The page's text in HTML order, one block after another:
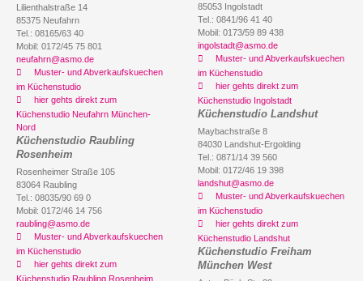
Lilienthalstraße 14
85375 Neufahrn
Tel.: 08165/63 40
Mobil: 0172/45 75 801
neufahrn@asmo.de
Muster- und Abverkaufskuechen
im Küchenstudio
hier gehts direkt zum
Küchenstudio Neufahrn München-
Nord
Küchenstudio Raubling
Rosenheim
Rosenheimer Straße 105
83064 Raubling
Tel.: 08035/90 69 0
Mobil: 0172/46 14 756
raubling@asmo.de
Muster- und Abverkaufskuechen
im Küchenstudio
hier gehts direkt zum
Küchenstudio Raubling Rosenheim
85053 Ingolstadt
Tel.: 0841/96 41 40
Mobil: 0173/59 89 438
ingolstadt@asmo.de
Muster- und Abverkaufskuechen
im Küchenstudio
hier gehts direkt zum
Küchenstudio Ingolstadt
Küchenstudio Landshut
Maybachstraße 8
84030 Landshut-Ergolding
Tel.: 0871/14 39 560
Mobil: 0172/46 19 398
landshut@asmo.de
Muster- und Abverkaufskuechen
im Küchenstudio
hier gehts direkt zum
Küchenstudio Landshut
Küchenstudio Freiham
München West